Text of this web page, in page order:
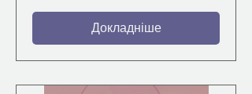
Докладніше